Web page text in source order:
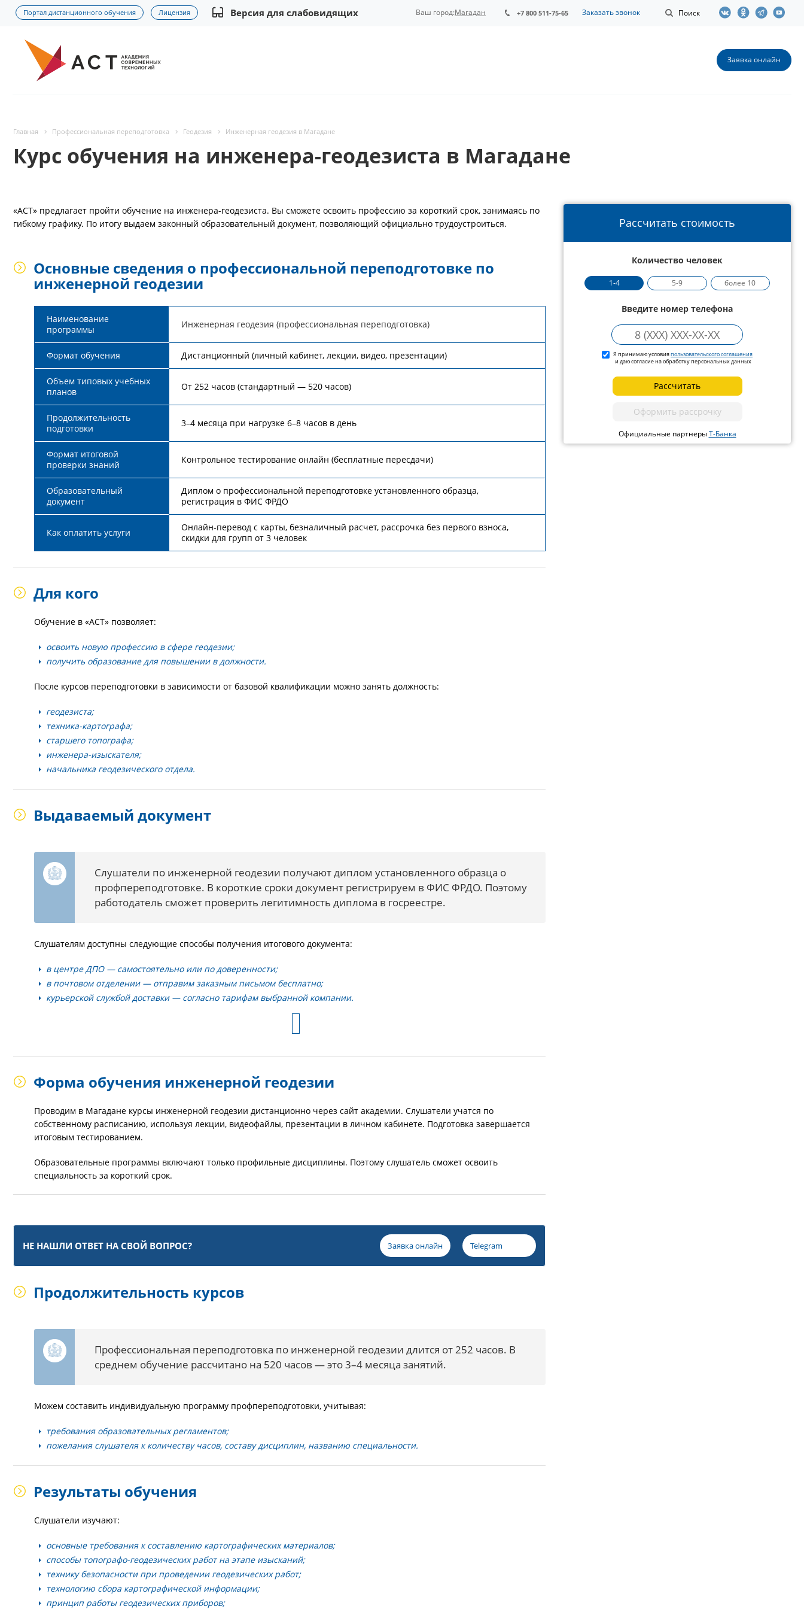
Портал дистанционного обучения Лицензия Версия для слабовидящих Поиск
+7 800 511-75-65 Заказать звонок
Ваш город:Магадан
Заявка онлайн
Главная Профессиональная переподготовка Геодезия Инженерная геодезия в Магадане
Курс обучения на инженера-геодезиста в Магадане
Рассчитать стоимость
Количество человек
1-4 5-9 более 10
Введите номер телефона
Я принимаю условияпользовательского соглашения
и даю согласие на обработку персональных данных
Рассчитать
Оформить рассрочку
Официальные партнерыТ-Банка
«АСТ» предлагает пройти обучение на инженера-геодезиста. Вы сможете освоить профессию за короткий срок, занимаясь по
гибкому графику. По итогу выдаем законный образовательный документ, позволяющий официально трудоустроиться.
Основные сведения о профессиональной переподготовке по
инженерной геодезии
Наименование
программы
Инженерная геодезия (профессиональная переподготовка)
Формат обучения Дистанционный (личный кабинет, лекции, видео, презентации)
Объем типовых учебных
планов
От 252 часов (стандартный — 520 часов)
Продолжительность
подготовки
3–4 месяца при нагрузке 6–8 часов в день
Формат итоговой
проверки знаний
Контрольное тестирование онлайн (бесплатные пересдачи)
Образовательный
документ
Диплом о профессиональной переподготовке установленного образца,
регистрация в ФИС ФРДО
Как оплатить услуги
Онлайн-перевод с карты, безналичный расчет, рассрочка без первого взноса,
скидки для групп от 3 человек
Для кого
Обучение в «АСТ» позволяет:
освоить новую профессию в сфере геодезии;
получить образование для повышении в должности.
После курсов переподготовки в зависимости от базовой квалификации можно занять должность:
геодезиста;
техника-картографа;
старшего топографа;
инженера-изыскателя;
начальника геодезического отдела.
Выдаваемый документ
Слушатели по инженерной геодезии получают диплом установленного образца о
профпереподготовке. В короткие сроки документ регистрируем в ФИС ФРДО. Поэтому
работодатель сможет проверить легитимность диплома в госреестре.
Слушателям доступны следующие способы получения итогового документа:
в центре ДПО — самостоятельно или по доверенности;
в почтовом отделении — отправим заказным письмом бесплатно;
курьерской службой доставки — согласно тарифам выбранной компании.
Форма обучения инженерной геодезии
Проводим в Магадане курсы инженерной геодезии дистанционно через сайт академии. Слушатели учатся по
собственному расписанию, используя лекции, видеофайлы, презентации в личном кабинете. Подготовка завершается
итоговым тестированием.
Образовательные программы включают только профильные дисциплины. Поэтому слушатель сможет освоить
специальность за короткий срок.
НЕ НАШЛИ ОТВЕТ НА СВОЙ ВОПРОС? Заявка онлайн Telegram
Продолжительность курсов
Профессиональная переподготовка по инженерной геодезии длится от 252 часов. В
среднем обучение рассчитано на 520 часов — это 3–4 месяца занятий.
Можем составить индивидуальную программу профпереподготовки, учитывая:
требования образовательных регламентов;
пожелания слушателя к количеству часов, составу дисциплин, названию специальности.
Результаты обучения
Слушатели изучают:
основные требования к составлению картографических материалов;
способы топографо-геодезических работ на этапе изысканий;
технику безопасности при проведении геодезических работ;
технологию сбора картографической информации;
принцип работы геодезических приборов;